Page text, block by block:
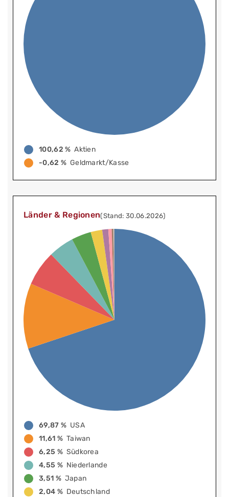
100,62 % Aktien
-0,62 % Geldmarkt/Kasse
Länder & Regionen(Stand: 30.06.2026)
69,87 % USA
11,61 % Taiwan
6,25 % Südkorea
4,55 % Niederlande
3,51 % Japan
2,04 % Deutschland